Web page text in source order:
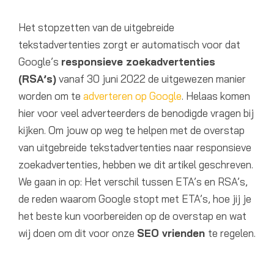
Het stopzetten van de uitgebreide
tekstadvertenties zorgt er automatisch voor dat
Google’s responsieve zoekadvertenties
(RSA’s)vanaf 30 juni 2022 de uitgewezen manier
worden om te adverteren op Google. Helaas komen
hier voor veel adverteerders de benodigde vragen bij
kijken. Om jouw op weg te helpen met de overstap
van uitgebreide tekstadvertenties naar responsieve
zoekadvertenties, hebben we dit artikel geschreven.
We gaan in op: Het verschil tussen ETA’s en RSA’s,
de reden waarom Google stopt met ETA’s, hoe jij je
het beste kun voorbereiden op de overstap en wat
wij doen om dit voor onze SEO vrienden te regelen.